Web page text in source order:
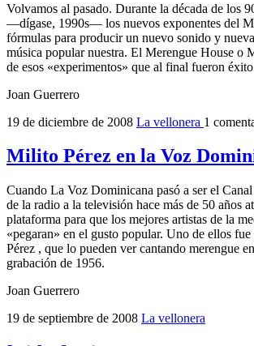
Volvamos al pasado. Durante la década de los
—dígase, 1990s— los nuevos exponentes del
fórmulas para producir un nuevo sonido y
música popular nuestra. El Merengue House o
de esos «experimentos» que al final fueron
Joan Guerrero
19 de diciembre de 2008 La vellonera 1
Milito Pérez en la Voz
Cuando La Voz Dominicana pasó a ser el
de la radio a la televisión hace más de 50 años
plataforma para que los mejores artistas de la
«pegaran» en el gusto popular. Uno de ellos
Pérez , que lo pueden ver cantando merengue
grabación de 1956.
Joan Guerrero
19 de septiembre de 2008 La vellonera